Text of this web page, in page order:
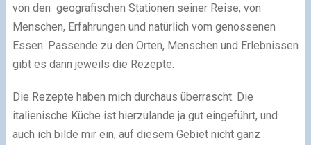
von den geografischen Stationen seiner Reise, von
Menschen, Erfahrungen und natürlich vom genossenen
Essen. Passende zu den Orten, Menschen und Erlebnissen
gibt es dann jeweils die Rezepte.
Die Rezepte haben mich durchaus überrascht. Die
italienische Küche ist hierzulande ja gut eingeführt, und
auch ich bilde mir ein, auf diesem Gebiet nicht ganz